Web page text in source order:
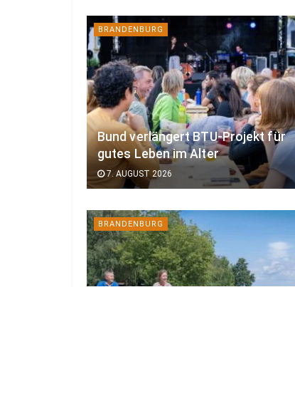
BRANDENBURG
Bund verlängert BTU-Projekt für
gutes Leben im Alter
7. AUGUST 2026
BRANDENBURG